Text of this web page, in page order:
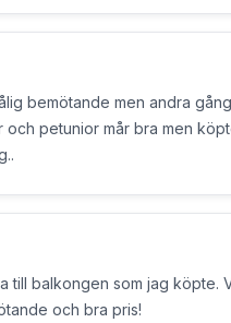
bemötande men andra
och petunior mår bra men
till balkongen som jag
och bra pris!